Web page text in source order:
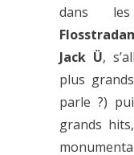
dans
Jack Ü,
plus
parle ?)
grands